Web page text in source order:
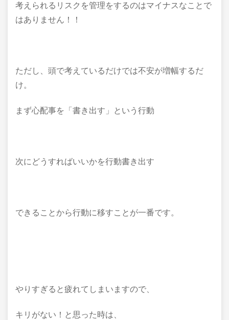
考えられるリスクを管理をするのはマイナスなことで
はありません！！
ただし、頭で考えているだけでは不安が増幅するだ
け。
まず心配事を「書き出す」という行動
次にどうすればいいかを行動書き出す
できることから行動に移すことが一番です。
やりすぎると疲れてしまいますので、
キリがない！と思った時は、